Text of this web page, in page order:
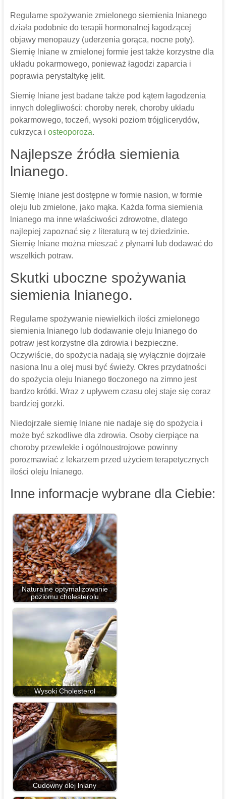
Regularne spożywanie zmielonego siemienia lnianego
działa podobnie do terapii hormonalnej łagodzącej
objawy menopauzy (uderzenia gorąca, nocne poty).
Siemię lniane w zmielonej formie jest także korzystne dla
układu pokarmowego, ponieważ łagodzi zaparcia i
poprawia perystaltykę jelit.
Siemię lniane jest badane także pod kątem łagodzenia
innych dolegliwości: choroby nerek, choroby układu
pokarmowego, toczeń, wysoki poziom trójglicerydów,
cukrzyca i osteoporoza.
Najlepsze źródła siemienia
lnianego.
Siemię lniane jest dostępne w formie nasion, w formie
oleju lub zmielone, jako mąka. Każda forma siemienia
lnianego ma inne właściwości zdrowotne, dlatego
najlepiej zapoznać się z literaturą w tej dziedzinie.
Siemię lniane można mieszać z płynami lub dodawać do
wszelkich potraw.
Skutki uboczne spożywania
siemienia lnianego.
Regularne spożywanie niewielkich ilości zmielonego
siemienia lnianego lub dodawanie oleju lnianego do
potraw jest korzystne dla zdrowia i bezpieczne.
Oczywiście, do spożycia nadają się wyłącznie dojrzałe
nasiona lnu a olej musi być świeży. Okres przydatności
do spożycia oleju lnianego tłoczonego na zimno jest
bardzo krótki. Wraz z upływem czasu olej staje się coraz
bardziej gorzki.
Niedojrzałe siemię lniane nie nadaje się do spożycia i
może być szkodliwe dla zdrowia. Osoby cierpiące na
choroby przewlekłe i ogólnoustrojowe powinny
porozmawiać z lekarzem przed użyciem terapetycznych
ilości oleju lnianego.
Inne informacje wybrane dla Ciebie:
Naturalne optymalizowanie
poziomu cholesterolu
Wysoki Cholesterol
Cudowny olej lniany